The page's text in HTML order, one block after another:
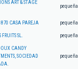
ART & STAGE
pequeña
CASA PAREJA pequeña
FRUITS SL. pequeña
CANDY
SOCIEDAD
pequeña